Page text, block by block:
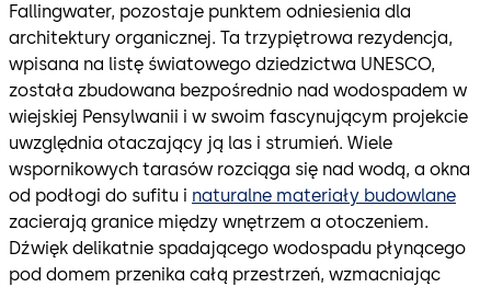
Fallingwater, pozostaje punktem odniesienia dla
architektury organicznej. Ta trzypiętrowa rezydencja,
wpisana na listę światowego dziedzictwa UNESCO,
została zbudowana bezpośrednio nad wodospadem w
wiejskiej Pensylwanii i w swoim fascynującym projekcie
uwzględnia otaczający ją las i strumień. Wiele
wspornikowych tarasów rozciąga się nad wodą, a okna
od podłogi do sufitu i naturalne materiały budowlane
zacierają granice między wnętrzem a otoczeniem.
Dźwięk delikatnie spadającego wodospadu płynącego
pod domem przenika całą przestrzeń, wzmacniając